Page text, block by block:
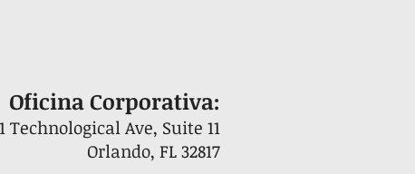
Oficina Corporativa:
Technological Ave, Suite 11
Orlando, FL 32817